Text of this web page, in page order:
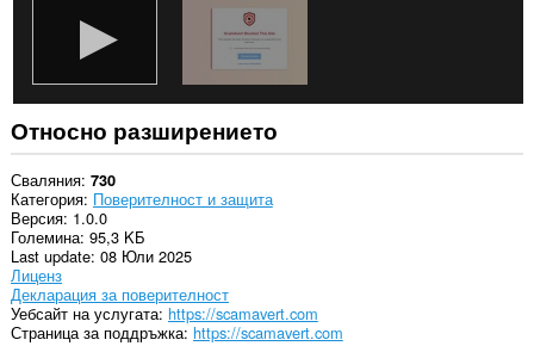
Относно разширението
Сваляния 730
Категория Поверителност и защита
Версия 1.0.0
Големина 95,3 KБ
Last update 08 Юли 2025
Лиценз
Декларация за поверителност
Уебсайт на услугата https://scamavert.com
Страница за поддръжка https://scamavert.com